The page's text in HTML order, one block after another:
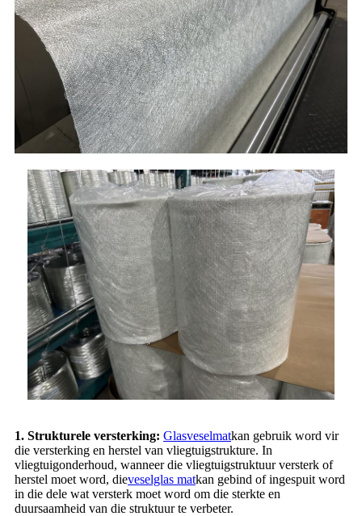
1. Strukturele versterking: Glasveselmatkan gebruik word vir
die versterking en herstel van vliegtuigstrukture. In
vliegtuigonderhoud, wanneer die vliegtuigstruktuur versterk of
herstel moet word, dieveselglas matkan gebind of ingespuit word
in die dele wat versterk moet word om die sterkte en
duursaamheid van die struktuur te verbeter.